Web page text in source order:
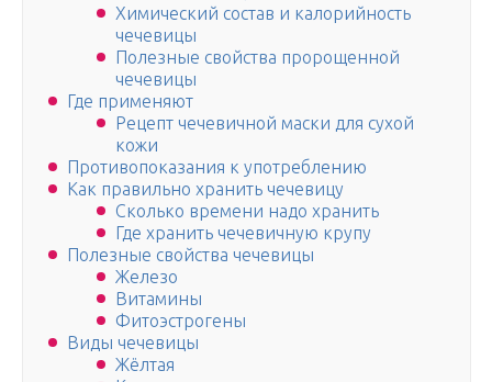
Химический состав и калорийность
чечевицы
Полезные свойства пророщенной
чечевицы
Где применяют
Рецепт чечевичной маски для сухой
кожи
Противопоказания к употреблению
Как правильно хранить чечевицу
Сколько времени надо хранить
Где хранить чечевичную крупу
Полезные свойства чечевицы
Железо
Витамины
Фитоэстрогены
Виды чечевицы
Жёлтая